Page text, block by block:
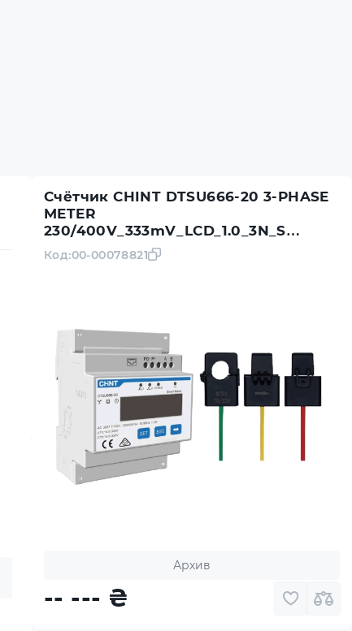
Счётчик CHINT DTSU666-20 3-PHASE
METER
230/400V_333mV_LCD_1.0_3N_S
(UT000138)
Код:00-00078821
Архив
-- --- ₴